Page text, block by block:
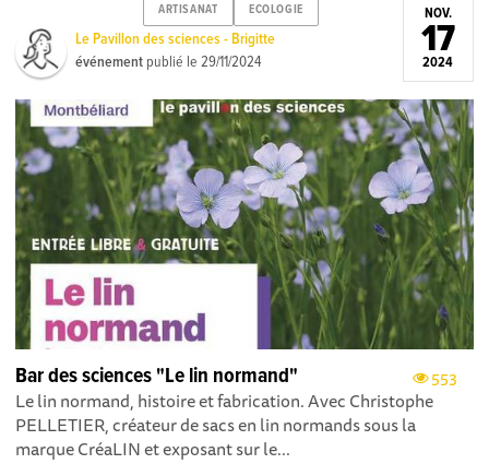
ARTISANAT ECOLOGIE
Le Pavillon des sciences - Brigitte
événement publié le29/11/2024
NOV.
17
2024
553
Bar des sciences "Le lin normand"
Le lin normand, histoire et fabrication. Avec Christophe
PELLETIER, créateur de sacs en lin normands sous la
marque CréaLIN et exposant sur le...